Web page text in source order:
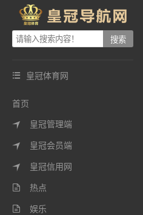
 皇冠体育网
首页
 皇冠管理端
 皇冠会员端
 皇冠信用网
 热点
 娱乐